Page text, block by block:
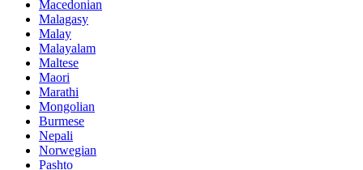
Macedonian
Malagasy
Malay
Malayalam
Maltese
Maori
Marathi
Mongolian
Burmese
Nepali
Norwegian
Pashto